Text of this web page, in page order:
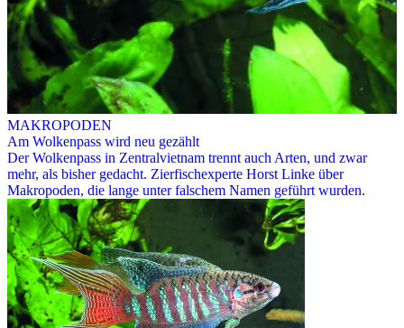
MAKROPODEN
Am Wolkenpass wird neu gezählt
Der Wolkenpass in Zentralvietnam trennt auch Arten, und zwar
mehr, als bisher gedacht. Zierfischexperte Horst Linke über
Makropoden, die lange unter falschem Namen geführt wurden.